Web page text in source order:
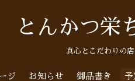
とんかつ栄
真心とこだわりの店
ジ お知らせ 御品書き